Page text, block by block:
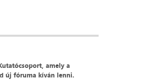
amely a
új fóruma kíván lenni.